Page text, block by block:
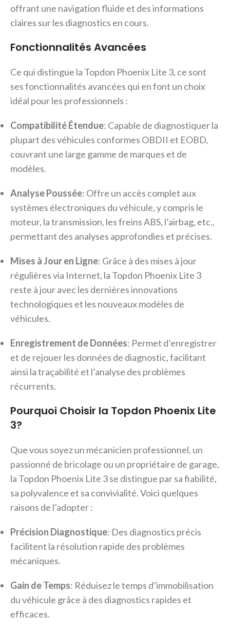
offrant une navigation fluide et des informations
claires sur les diagnostics en cours.
Fonctionnalités Avancées
Ce qui distingue la Topdon Phoenix Lite 3, ce sont
ses fonctionnalités avancées qui en font un choix
idéal pour les professionnels :
Compatibilité Étendue: Capable de diagnostiquer la
plupart des véhicules conformes OBDII et EOBD,
couvrant une large gamme de marques et de
modèles.
Analyse Poussée: Offre un accès complet aux
systèmes électroniques du véhicule, y compris le
moteur, la transmission, les freins ABS, l’airbag, etc.,
permettant des analyses approfondies et précises.
Mises à Jour en Ligne: Grâce à des mises à jour
régulières via Internet, la Topdon Phoenix Lite 3
reste à jour avec les dernières innovations
technologiques et les nouveaux modèles de
véhicules.
Enregistrement de Données: Permet d’enregistrer
et de rejouer les données de diagnostic, facilitant
ainsi la traçabilité et l’analyse des problèmes
récurrents.
Pourquoi Choisir la Topdon Phoenix Lite
3?
Que vous soyez un mécanicien professionnel, un
passionné de bricolage ou un propriétaire de garage,
la Topdon Phoenix Lite 3 se distingue par sa fiabilité,
sa polyvalence et sa convivialité. Voici quelques
raisons de l’adopter :
Précision Diagnostique: Des diagnostics précis
facilitent la résolution rapide des problèmes
mécaniques.
Gain de Temps: Réduisez le temps d’immobilisation
du véhicule grâce à des diagnostics rapides et
efficaces.